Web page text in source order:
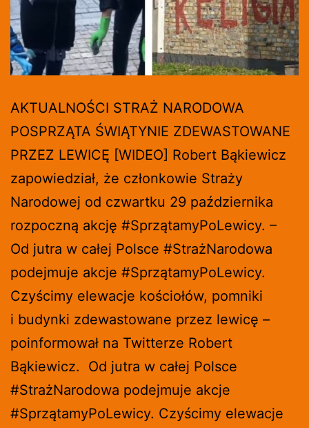
AKTUALNOŚCI STRAŻ NARODOWA
POSPRZĄTA ŚWIĄTYNIE ZDEWASTOWANE
PRZEZ LEWICĘ [WIDEO] Robert Bąkiewicz
zapowiedział, że członkowie Straży
Narodowej od czwartku 29 października
rozpoczną akcję #SprzątamyPoLewicy. –
Od jutra w całej Polsce #StrażNarodowa
podejmuje akcje #SprzątamyPoLewicy.
Czyścimy elewacje kościołów, pomniki
i budynki zdewastowane przez lewicę –
poinformował na Twitterze Robert
Bąkiewicz. Od jutra w całej Polsce
#StrażNarodowa podejmuje akcje
#SprzątamyPoLewicy. Czyścimy elewacje